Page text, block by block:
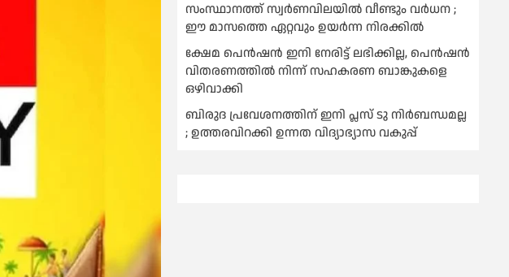
സംസ്ഥാനത്ത് സ്വര്‍ണവിലയില്‍ വീണ്ടും വര്‍ധന ;
ഈ മാസത്തെ ഏറ്റവും ഉയര്‍ന്ന നിരക്കില്‍
ക്ഷേമ പെൻഷൻ ഇനി നേരിട്ട് ലഭിക്കില്ല, പെൻഷൻ
വിതരണത്തില്‍ നിന്ന് സഹകരണ ബാങ്കുകളെ
ഒഴിവാക്കി
ബിരുദ പ്രവേശനത്തിന് ഇനി പ്ലസ് ടു നിര്‍ബന്ധമല്ല
; ഉത്തരവിറക്കി ഉന്നത വിദ്യാഭ്യാസ വകുപ്പ്